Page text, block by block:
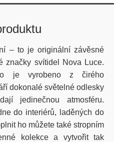
–⁠⁠⁠⁠⁠⁠ to je originální závěsné
značky svítidel Nova Luce.
je vyrobeno z čirého
dokonalé světelné odlesky
jedinečnou atmosféru.
do interiérů, laděných do
ho můžete také stropním
kolekce a vytvořit tak